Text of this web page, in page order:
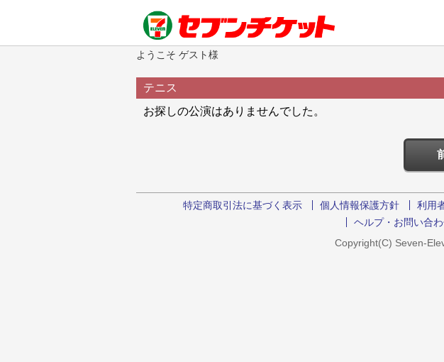
ようこそ ゲスト様
テニス
お探しの公演はありませんでした。
特定商取引法に基づく表示 個人情報保護方針 利用
ヘルプ・お問い合
Copyright(C) Seven-